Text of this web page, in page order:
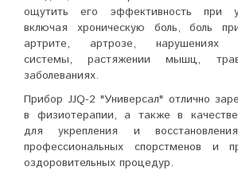
ощутить его эффективность при
включая хроническую боль, боль
артрите, артрозе, нарушениях
системы, растяжении мышц,
заболеваниях.
Прибор JJQ-2 "Универсал" отлично
в физиотерапии, а также в
для укрепления и
профессиональных спорстменов и
оздоровительных процедур.